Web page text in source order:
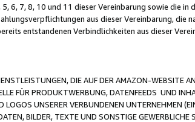
6, 7, 8, 10 und 11 dieser Vereinbarung sowie die
aus dieser Vereinbarung, die
entstandenen Verbindlichkeiten aus dieser
DIE AUF DER AMAZON-WEBSITE
FÜR PRODUKTWERBUNG, DATENFEEDS UND
UNSERER VERBUNDENEN UNTERNEHMEN
BILDER, TEXTE UND SONSTIGE